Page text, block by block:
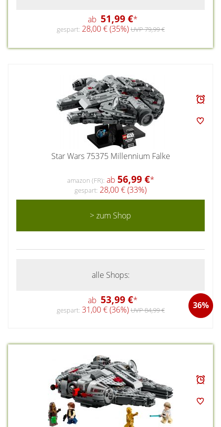
ab 51,99 €*
gespart: 28,00 € (35%)UVP 79,99 €
Star Wars 75375 Millennium Falke
amazon (FR): ab 56,99 €*
gespart: 28,00 € (33%)
> zum Shop
alle Shops:
ab 53,99 €* 36%
gespart: 31,00 € (36%)UVP 84,99 €